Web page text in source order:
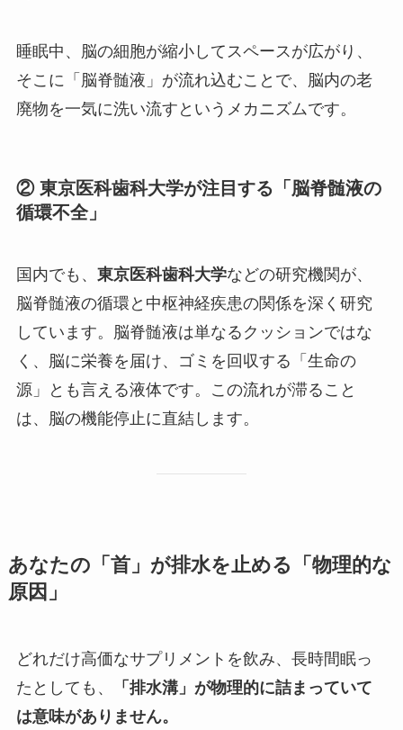
睡眠中、脳の細胞が縮小してスペースが広がり、
そこに「脳脊髄液」が流れ込むことで、脳内の老
廃物を一気に洗い流すというメカニズムです。
② 東京医科歯科大学が注目する「脳脊髄液の
循環不全」
国内でも、 東京医科歯科大学などの研究機関が、
脳脊髄液の循環と中枢神経疾患の関係を深く研究
しています。脳脊髄液は単なるクッションではな
く、脳に栄養を届け、ゴミを回収する「生命の
源」とも言える液体です。この流れが滞ること
は、脳の機能停止に直結します。
あなたの「首」が排水を止める「物理的な
原因」
どれだけ高価なサプリメントを飲み、長時間眠っ
たとしても、
「排水溝」が物理的に詰まっていて
は意味がありません。